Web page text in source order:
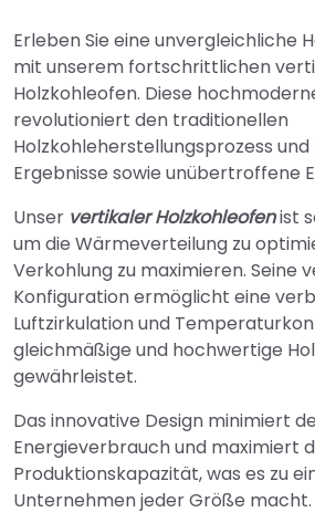
Erleben Sie eine unvergleichliche
mit unserem fortschrittlichen
Holzkohleofen. Diese
revolutioniert den traditionellen
Holzkohleherstellungsprozess
Ergebnisse sowie unübertroffene
Unser vertikaler Holzkohleofenist
um die Wärmeverteilung zu
Verkohlung zu maximieren. Seine
Konfiguration ermöglicht eine
Luftzirkulation und
gleichmäßige und hochwertige
gewährleistet.
Das innovative Design minimiert
Energieverbrauch und maximiert
Produktionskapazität, was es zu
Unternehmen jeder Größe macht.